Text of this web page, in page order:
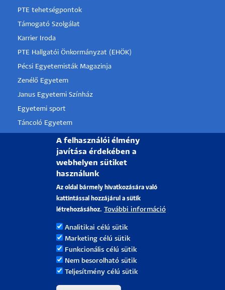
PTE tehetségpontok
Támogató Szolgálat
Karrier Iroda
PTE Hallgatói Önkormányzat (EHÖK)
Pécsi Egyetemisták Magazinja
Zenélő Egyetem
Janus Egyetemi Színház
Egyetemi sport
Táncoló Egyetem
H-7622 Pécs, Vasvári Pál utca. 4.
Felvételi információk:iranyapte@pte.hu
Tel.: +36-72/501-500/28085
Kollégium:kollegiumok.ehok@pte.hu
Tel.: +36-72/501 500/18562
Tanulmányi kérdések:
A felhasználói élmény
javítása érdekében a
webhelyen sütiket
használunk
Az oldal bármely hivatkozására való
kattintással hozzájárul a sütik
létrehozásához. További információ
Analitikai célú sütik
Marketing célú sütik
Funkcionális célú sütik
Nem besorolható sütik
Teljesítmény célú sütik